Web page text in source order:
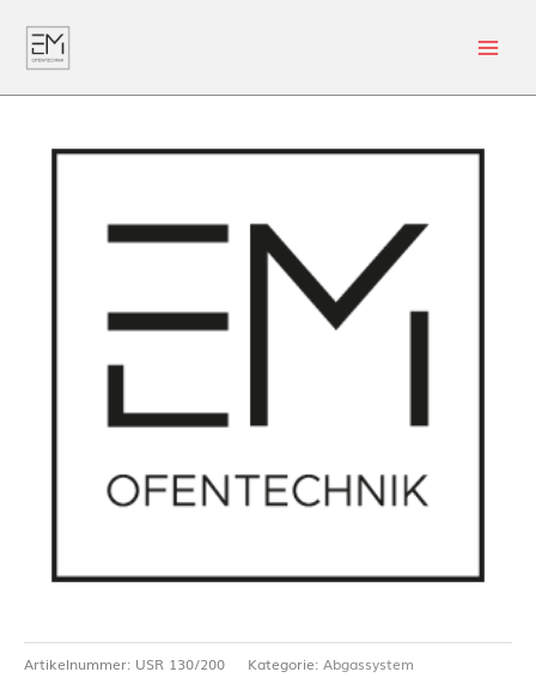
Artikelnummer: USR 130/200 Kategorie: Abgassystem